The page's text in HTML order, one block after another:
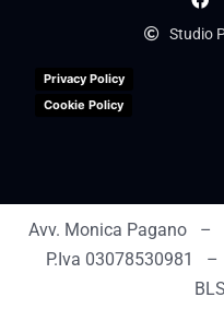
Studio
Privacy Policy
Cookie Policy
Avv. Monica Pagano –
P.Iva 03078530981